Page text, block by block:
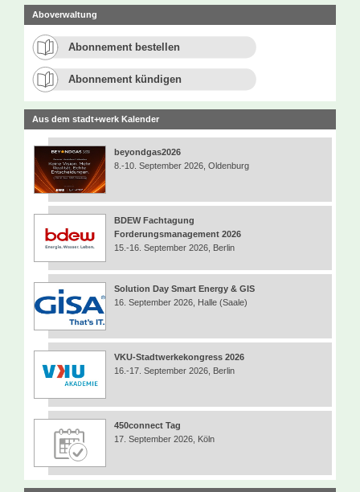
Aboverwaltung
Abonnement bestellen
Abonnement kündigen
Aus dem stadt+werk Kalender
beyondgas2026
8.-10. September 2026, Oldenburg
BDEW Fachtagung
Forderungsmanagement 2026
15.-16. September 2026, Berlin
Solution Day Smart Energy & GIS
16. September 2026, Halle (Saale)
VKU-Stadtwerkekongress 2026
16.-17. September 2026, Berlin
450connect Tag
17. September 2026, Köln